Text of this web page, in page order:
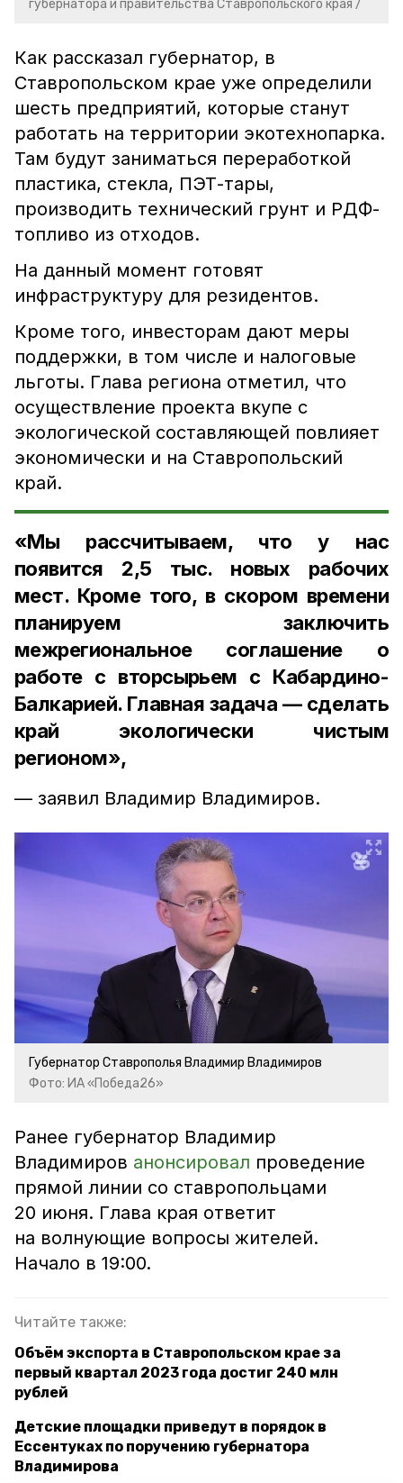
губернатора и правительства Ставропольского края /
Как рассказал губернатор, в
Ставропольском крае уже определили
шесть предприятий, которые станут
работать на территории экотехнопарка.
Там будут заниматься переработкой
пластика, стекла, ПЭТ-тары,
производить технический грунт и РДФ-
топливо из отходов.
На данный момент готовят
инфраструктуру для резидентов.
Кроме того, инвесторам дают меры
поддержки, в том числе и налоговые
льготы. Глава региона отметил, что
осуществление проекта вкупе с
экологической составляющей повлияет
экономически и на Ставропольский
край.
«Мы рассчитываем, что у нас
появится 2,5 тыс. новых рабочих
мест. Кроме того, в скором времени
планируем заключить
межрегиональное соглашение о
работе с вторсырьем с Кабардино-
Балкарией. Главная задача — сделать
край экологически чистым
регионом»,
— заявил Владимир Владимиров.
Губернатор Ставрополья Владимир Владимиров
Фото: ИА «Победа26»
Ранее губернатор Владимир
Владимиров анонсировал проведение
прямой линии со ставропольцами
20 июня. Глава края ответит
на волнующие вопросы жителей.
Начало в 19:00.
Читайте также:
Объём экспорта в Ставропольском крае за
первый квартал 2023 года достиг 240 млн
рублей
Детские площадки приведут в порядок в
Ессентуках по поручению губернатора
Владимирова